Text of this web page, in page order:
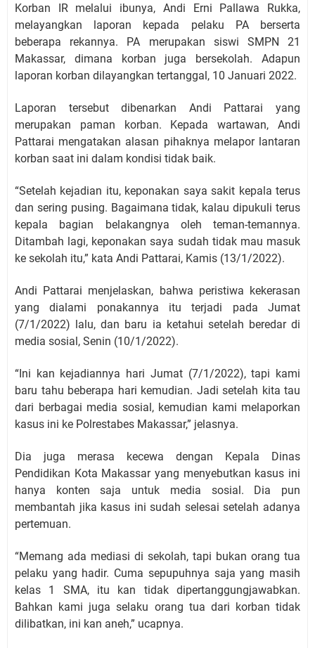
Korban IR melalui ibunya, Andi Erni Pallawa Rukka,
melayangkan laporan kepada pelaku PA berserta
beberapa rekannya. PA merupakan siswi SMPN 21
Makassar, dimana korban juga bersekolah. Adapun
laporan korban dilayangkan tertanggal, 10 Januari 2022.
Laporan tersebut dibenarkan Andi Pattarai yang
merupakan paman korban. Kepada wartawan, Andi
Pattarai mengatakan alasan pihaknya melapor lantaran
korban saat ini dalam kondisi tidak baik.
“Setelah kejadian itu, keponakan saya sakit kepala terus
dan sering pusing. Bagaimana tidak, kalau dipukuli terus
kepala bagian belakangnya oleh teman-temannya.
Ditambah lagi, keponakan saya sudah tidak mau masuk
ke sekolah itu,” kata Andi Pattarai, Kamis (13/1/2022).
Andi Pattarai menjelaskan, bahwa peristiwa kekerasan
yang dialami ponakannya itu terjadi pada Jumat
(7/1/2022) lalu, dan baru ia ketahui setelah beredar di
media sosial, Senin (10/1/2022).
“Ini kan kejadiannya hari Jumat (7/1/2022), tapi kami
baru tahu beberapa hari kemudian. Jadi setelah kita tau
dari berbagai media sosial, kemudian kami melaporkan
kasus ini ke Polrestabes Makassar,” jelasnya.
Dia juga merasa kecewa dengan Kepala Dinas
Pendidikan Kota Makassar yang menyebutkan kasus ini
hanya konten saja untuk media sosial. Dia pun
membantah jika kasus ini sudah selesai setelah adanya
pertemuan.
“Memang ada mediasi di sekolah, tapi bukan orang tua
pelaku yang hadir. Cuma sepupuhnya saja yang masih
kelas 1 SMA, itu kan tidak dipertanggungjawabkan.
Bahkan kami juga selaku orang tua dari korban tidak
dilibatkan, ini kan aneh,” ucapnya.